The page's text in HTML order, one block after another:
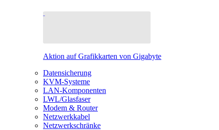
Aktion auf Grafikkarten von Gigabyte
Datensicherung
KVM-Systeme
LAN-Komponenten
LWL/Glasfaser
Modem & Router
Netzwerkkabel
Netzwerkschränke